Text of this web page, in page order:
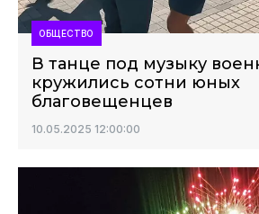
ОБЩЕСТВО
В танце под музыку
кружились сотни юных
благовещенцев
10.05.2025 12:00:00